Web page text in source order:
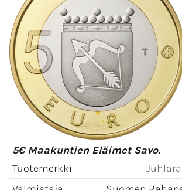
5€ Maakuntien Eläimet Savo.
Tuotemerkki